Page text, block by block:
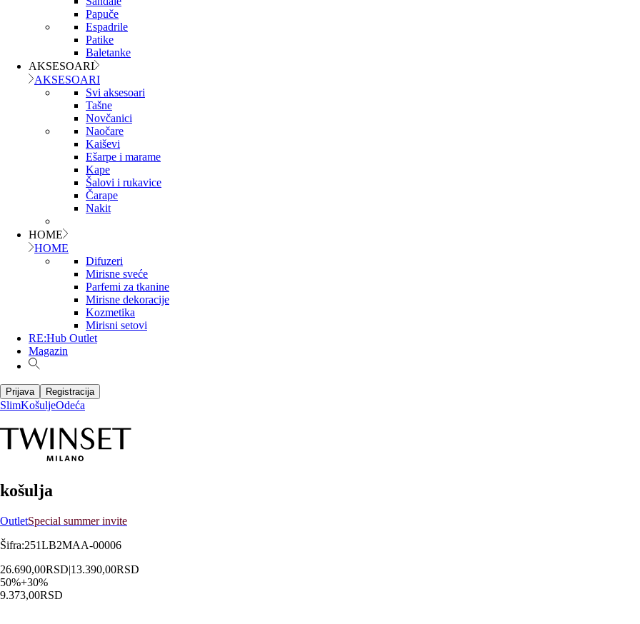
Papuče
Espadrile
Patike
Baletanke
AKSESOARI
AKSESOARI
Svi aksesoari
Tašne
Novčanici
Naočare
Kaiševi
Ešarpe i marame
Kape
Šalovi i rukavice
Čarape
Nakit
HOME
HOME
Difuzeri
Mirisne sveće
Parfemi za tkanine
Mirisne dekoracije
Kozmetika
Mirisni setovi
RE:Hub Outlet
Magazin
Prijava Registracija
SlimKošuljeOdeća
košulja
OutletSpecial summer invite
Šifra:251LB2MAA-00006
26.690,00RSD|13.390,00RSD
50%+30%
9.373,00RSD